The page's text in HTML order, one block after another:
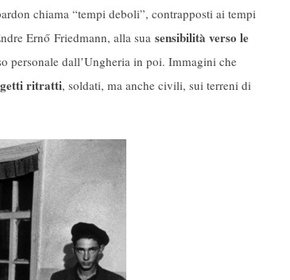
chiama “tempi deboli”, contrapposti ai tempi
Ernő Friedmann, alla sua sensibilità verso le
personale dall’Ungheria in poi. Immagini che
ritratti, soldati, ma anche civili, sui terreni di